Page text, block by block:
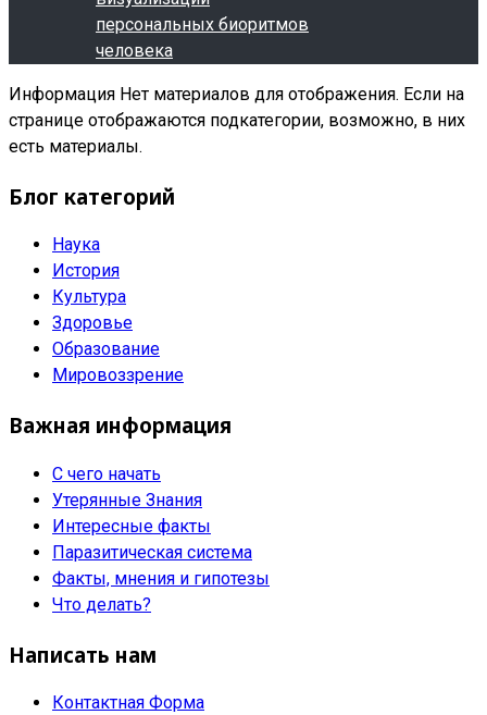
персональных биоритмов
человека
Информация Нет материалов для отображения. Если на
странице отображаются подкатегории, возможно, в них
есть материалы.
Блог категорий
Наука
История
Культура
Здоровье
Образование
Мировоззрение
Важная информация
С чего начать
Утерянные Знания
Интересные факты
Паразитическая система
Факты, мнения и гипотезы
Что делать?
Написать нам
Контактная Форма